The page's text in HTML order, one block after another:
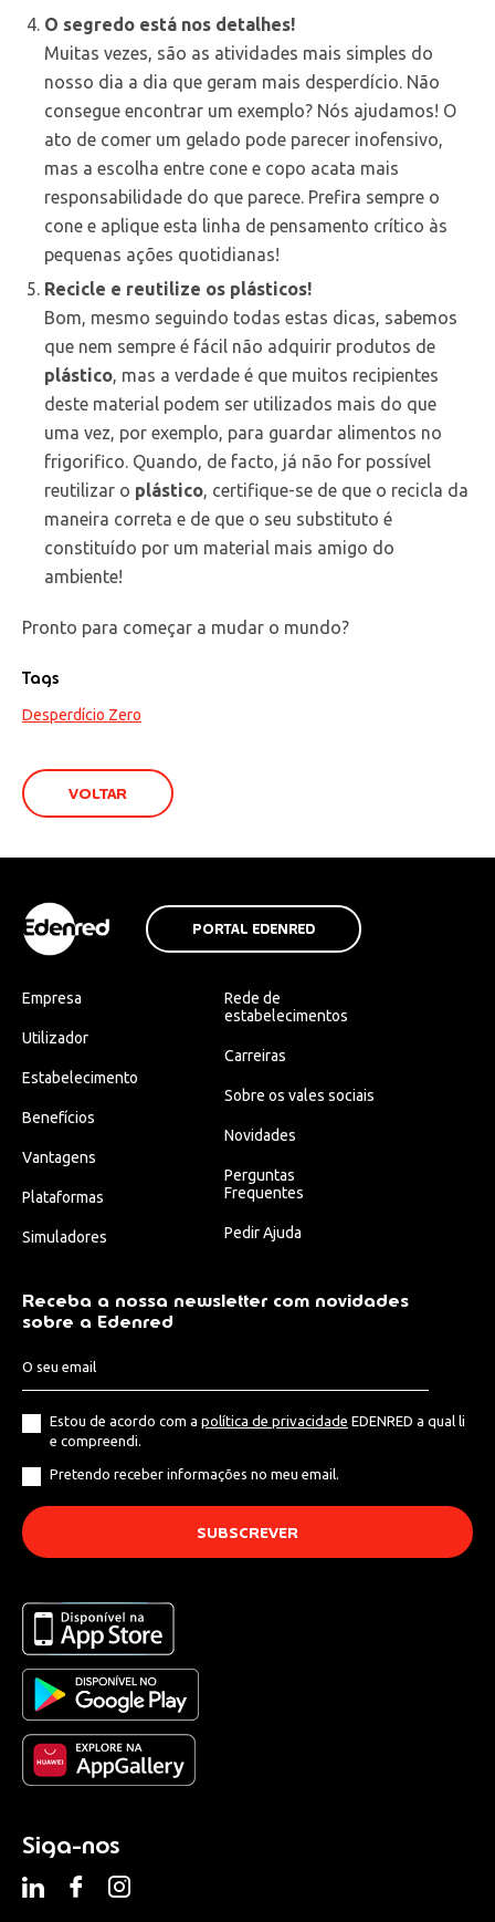
O segredo está nos detalhes!
Muitas vezes, são as atividades mais simples do
nosso dia a dia que geram mais desperdício. Não
consegue encontrar um exemplo? Nós ajudamos! O
ato de comer um gelado pode parecer inofensivo,
mas a escolha entre cone e copo acata mais
responsabilidade do que parece. Prefira sempre o
cone e aplique esta linha de pensamento crítico às
pequenas ações quotidianas!
Recicle e reutilize os plásticos!
Bom, mesmo seguindo todas estas dicas, sabemos
que nem sempre é fácil não adquirir produtos de
plástico , mas a verdade é que muitos recipientes
deste material podem ser utilizados mais do que
uma vez, por exemplo, para guardar alimentos no
frigorifico. Quando, de facto, já não for possível
reutilizar o plástico , certifique-se de que o recicla da
maneira correta e de que o seu substituto é
constituído por um material mais amigo do
ambiente!
Pronto para começar a mudar o mundo?
Tags
Desperdício Zero
VOLTAR
PORTAL EDENRED
Empresa
Utilizador
Estabelecimento
Benefícios
Vantagens
Plataformas
Simuladores
Rede de
estabelecimentos
Carreiras
Sobre os vales sociais
Novidades
Perguntas
Frequentes
Pedir Ajuda
Receba a nossa newsletter com novidades
sobre a Edenred
Estou de acordo com a política de privacidade EDENRED a qual li
e compreendi.
Pretendo receber informações no meu email.
Siga-nos